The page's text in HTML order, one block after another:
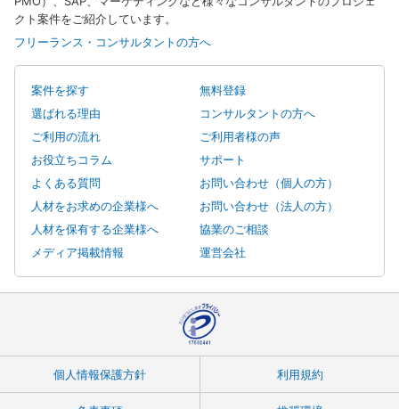
クト案件をご紹介しています。
フリーランス・コンサルタントの方へ
案件を探す
無料登録
選ばれる理由
コンサルタントの方へ
ご利用の流れ
ご利用者様の声
お役立ちコラム
サポート
よくある質問
お問い合わせ（個人の方）
人材をお求めの企業様へ
お問い合わせ（法人の方）
人材を保有する企業様へ
協業のご相談
メディア掲載情報
運営会社
個人情報保護方針 利用規約